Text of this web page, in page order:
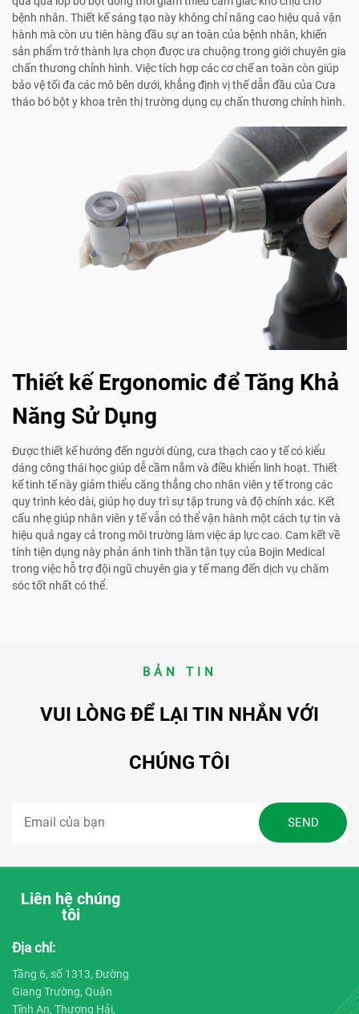
bệnh nhân. Thiết kế sáng tạo này không chỉ nâng cao hiệu quả vận
hành mà còn ưu tiên hàng đầu sự an toàn của bệnh nhân, khiến
sản phẩm trở thành lựa chọn được ưa chuộng trong giới chuyên gia
chấn thương chỉnh hình. Việc tích hợp các cơ chế an toàn còn giúp
bảo vệ tối đa các mô bên dưới, khẳng định vị thế dẫn đầu của Cưa
tháo bó bột y khoa trên thị trường dụng cụ chấn thương chỉnh hình.
Thiết kế Ergonomic để Tăng Khả
Năng Sử Dụng
Được thiết kế hướng đến người dùng, cưa thạch cao y tế có kiểu
dáng công thái học giúp dễ cầm nắm và điều khiển linh hoạt. Thiết
kế tinh tế này giảm thiểu căng thẳng cho nhân viên y tế trong các
quy trình kéo dài, giúp họ duy trì sự tập trung và độ chính xác. Kết
cấu nhẹ giúp nhân viên y tế vẫn có thể vận hành một cách tự tin và
hiệu quả ngay cả trong môi trường làm việc áp lực cao. Cam kết về
tính tiện dụng này phản ánh tinh thần tận tụy của Bojin Medical
trong việc hỗ trợ đội ngũ chuyên gia y tế mang đến dịch vụ chăm
sóc tốt nhất có thể.
BẢN TIN
VUI LÒNG ĐỂ LẠI TIN NHẮN VỚI
CHÚNG TÔI
Liên hệ chúng
tôi
Địa chỉ:
Tầng 6, số 1313, Đường
Giang Trường, Quận
Tĩnh An, Thượng Hải,